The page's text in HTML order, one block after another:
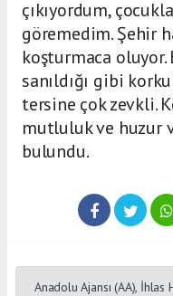
çıkıyordum,
göremedim. Şehir
koşturmaca oluyor.
sanıldığı gibi
tersine çok zevkli.
mutluluk ve huzur
bulundu.
Anadolu Ajansı (AA),